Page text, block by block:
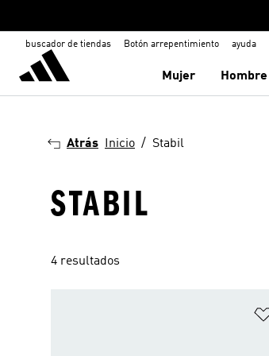
buscador de tiendas Botón arrepentimiento ayuda
Mujer Hombre
Atrás Inicio Stabil
STABIL
4 resultados